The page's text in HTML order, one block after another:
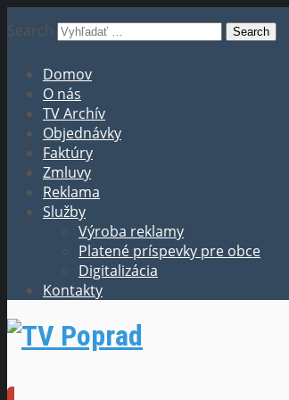
Search
Domov
O nás
TV Archív
Objednávky
Faktúry
Zmluvy
Reklama
Služby
Výroba reklamy
Platené príspevky pre obce
Digitalizácia
Kontakty